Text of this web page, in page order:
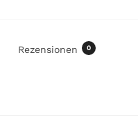
Rezensionen 0